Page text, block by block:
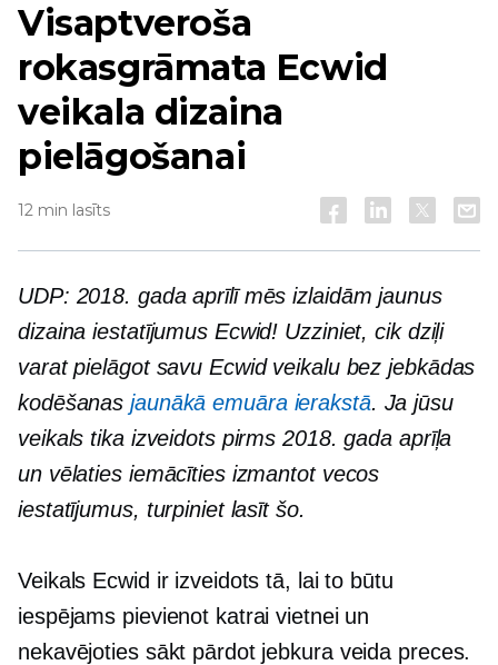
Visaptveroša
rokasgrāmata Ecwid
veikala dizaina
pielāgošanai
12 min lasīts
UDP: 2018. gada aprīlī mēs izlaidām jaunus
dizaina iestatījumus Ecwid! Uzziniet, cik dziļi
varat pielāgot savu Ecwid veikalu bez jebkādas
kodēšanasjaunākā emuāra ierakstā. Ja jūsu
veikals tika izveidots pirms 2018. gada aprīļa
un vēlaties iemācīties izmantot vecos
iestatījumus, turpiniet lasīt šo.
Veikals Ecwid ir izveidots tā, lai to būtu
iespējams pievienot katrai vietnei un
nekavējoties sākt pārdot jebkura veida preces.